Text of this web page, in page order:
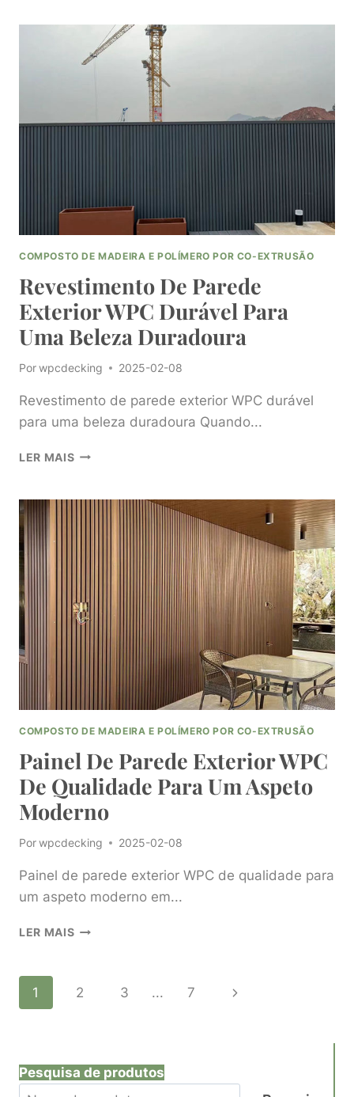
PAINEL
PAREDE
REPARAÇÕES
COMPOSTO DE MADEIRA E POLÍMERO POR CO-EXTRUSÃO
Revestimento De Parede
Exterior WPC Durável Para
Uma Beleza Duradoura
Porwpcdecking 2025-02-08
Revestimento de parede exterior WPC durável
para uma beleza duradoura Quando...
LER MAISREVESTIMENTO
EXTERIOR
DURADOURA
COMPOSTO DE MADEIRA E POLÍMERO POR CO-EXTRUSÃO
Painel De Parede Exterior WPC
De Qualidade Para Um Aspeto
Moderno
Porwpcdecking 2025-02-08
Painel de parede exterior WPC de qualidade para
um aspeto moderno em...
LER MAISPAINEL
WPC
ASPETO
Navegação
Página
1 2 3 ... 7
Página
Pesquisa de produtos